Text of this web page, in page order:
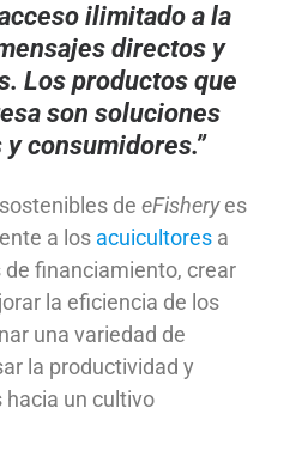
ilimitado a la
directos y
Los productos que
son soluciones
consumidores.”
deeFisheryes
a los acuicultores a
financiamiento, crear
la eficiencia de los
una variedad de
la productividad y
hacia un cultivo